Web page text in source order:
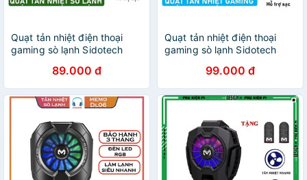
Quạt tản nhiệt điện thoại
gaming sò lạnh Sidotech
FL01 / FL05 / FL06 / chơi
PUBG FF ROS
89.000 đ
Quạt tản nhiệt điện thoại
gaming sò lạnh Sidotech
FL01 / FL05 / FL06 / chơi
PUBG FF ROS
99.000 đ